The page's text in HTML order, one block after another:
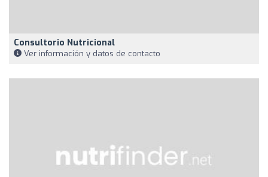
Consultorio Nutricional
Ver información y datos de contacto